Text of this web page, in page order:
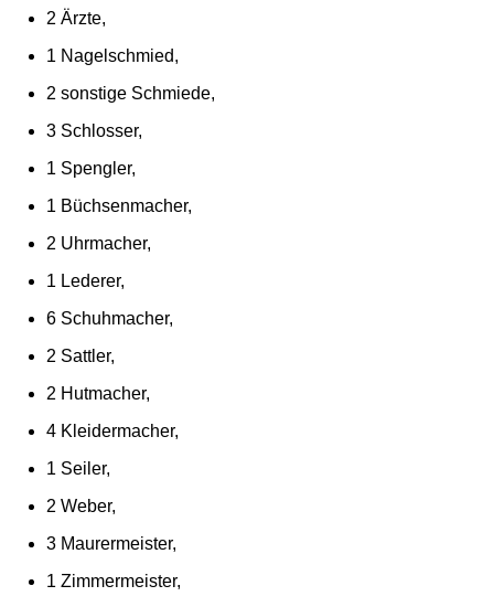
2 Ärzte,
1 Nagelschmied,
2 sonstige Schmiede,
3 Schlosser,
1 Spengler,
1 Büchsenmacher,
2 Uhrmacher,
1 Lederer,
6 Schuhmacher,
2 Sattler,
2 Hutmacher,
4 Kleidermacher,
1 Seiler,
2 Weber,
3 Maurermeister,
1 Zimmermeister,